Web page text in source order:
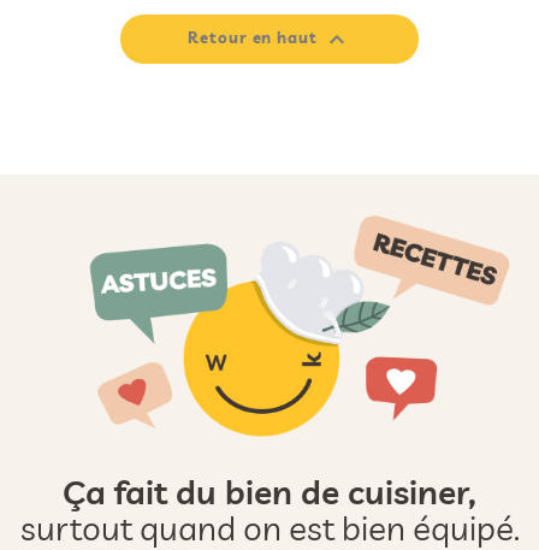
Retour en haut 
Ça fait du bien de cuisiner,
surtout quand on est bien équipé.